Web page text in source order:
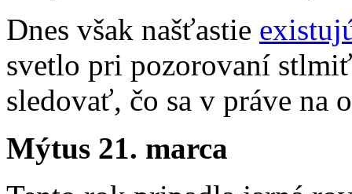
Dnes však našťastie
svetlo pri pozorovaní
sledovať, čo sa v práve na
Mýtus 21. marca